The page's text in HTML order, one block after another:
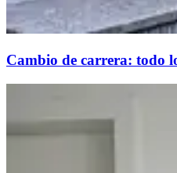
Cambio de carrera: todo